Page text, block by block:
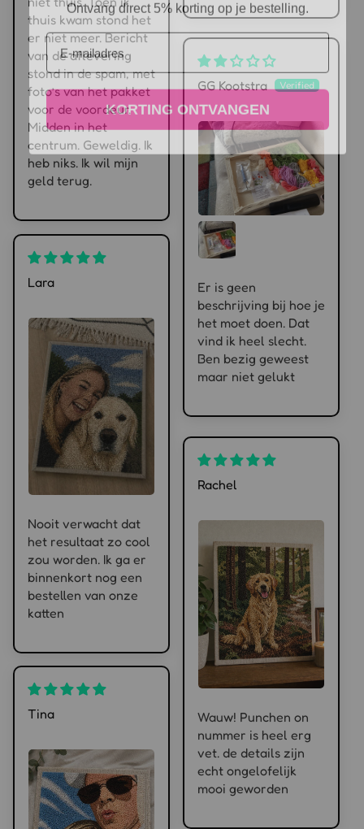
thuis kwam stond het
er niet meer. Bericht
van de aflevering
stond in de spam, met
foto’s van het pakket
voor de voordeur.
Midden in het
centrum. Geweldig. Ik
heb niks. Ik wil mijn
geld terug.
GG Kootstra
Er is geen
beschrijving bij hoe je
het moet doen. Dat
vind ik heel slecht.
Ben bezig geweest
maar niet gelukt
Lara
Nooit verwacht dat
het resultaat zo cool
zou worden. Ik ga er
binnenkort nog een
bestellen van onze
katten
Rachel
Wauw! Punchen on
nummer is heel erg
vet. de details zijn
echt ongelofelijk
mooi geworden
Tina
Email
KORTING ONTVANGEN